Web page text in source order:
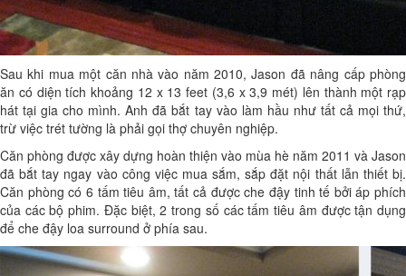
Sau khi mua một căn nhà vào năm 2010, Jason đã nâng cấp phòng
ăn có diện tích khoảng 12 x 13 feet (3,6 x 3,9 mét) lên thành một rạp
hát tại gia cho mình. Anh đã bắt tay vào làm hầu như tất cả mọi thứ,
trừ việc trét tường là phải gọi thợ chuyên nghiệp.
Căn phòng được xây dựng hoàn thiện vào mùa hè năm 2011 và Jason
đã bắt tay ngay vào công việc mua sắm, sắp đặt nội thất lẫn thiết bị.
Căn phòng có 6 tấm tiêu âm, tất cả được che đậy tinh tế bởi áp phích
của các bộ phim. Đặc biệt, 2 trong số các tấm tiêu âm được tận dụng
để che đậy loa surround ở phía sau.